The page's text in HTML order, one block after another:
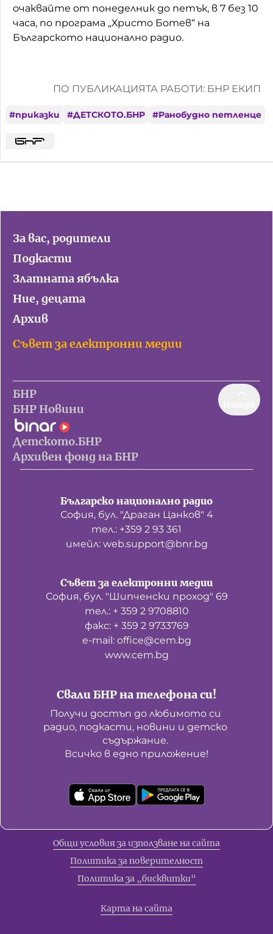
очаквайте от понеделник до петък, в 7 без 10
часа, по програма „Христо Ботев“ на
Българското национално радио.
ПО ПУБЛИКАЦИЯТА РАБОТИ: БНР ЕКИП
#приказки #ДЕТСКОТО.БНР #Ранобудно петленце
За вас, родители
Подкасти
Златната ябълка
Ние, децата
Архив
Съвет за електронни медии
БНР
БНР Новини
Детското.БНР
Архивен фонд на БНР
Българско национално радио
София, бул. "Драган Цанков" 4
тел.: +359 2 93 361
имейл: web.support@bnr.bg
Свали БНР на телефона си!
Получи достъп до любимото си
радио, подкасти, новини и детско
съдържание.
Всичко в едно приложение!
Съвет за електронни медии
София, бул. "Шипченски проход" 69
тел.: + 359 2 9708810
факс: + 359 2 9733769
е-mail: office@cem.bg
www.cem.bg
Общи условия за използване на сайта
Политика за поверителност
Политика за „бисквитки“
Карта на сайта